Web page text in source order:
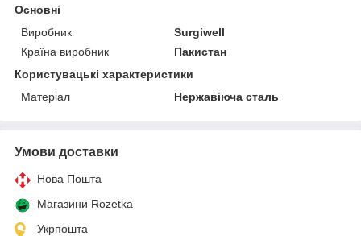
Основні
Виробник
Surgiwell
Країна виробник
Пакистан
Користувацькi характеристики
Матеріал
Нержавіюча сталь
Умови доставки
Нова Пошта
Магазини Rozetka
Укрпошта